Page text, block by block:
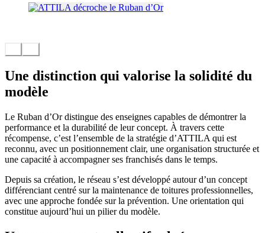
Une distinction qui valorise la solidité du
modèle
Le Ruban d’Or distingue des enseignes capables de démontrer la
performance et la durabilité de leur concept. À travers cette
récompense, c’est l’ensemble de la stratégie d’ATTILA qui est
reconnu, avec un positionnement clair, une organisation structurée et
une capacité à accompagner ses franchisés dans le temps.
Depuis sa création, le réseau s’est développé autour d’un concept
différenciant centré sur la maintenance de toitures professionnelles,
avec une approche fondée sur la prévention. Une orientation qui
constitue aujourd’hui un pilier du modèle.